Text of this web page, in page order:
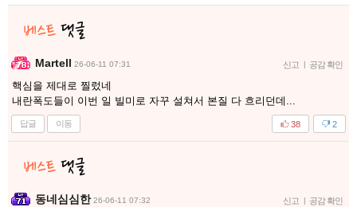
Martell 26-06-11 07:31 신고 | 공감 확인
핵심을 제대로 찔렀네
내란폭도들이 이번 일 빌미로 자꾸 설쳐서 본질 다 흐리던데...
답글 이동 2
38
동네심심한 26-06-11 07:32 신고 | 공감 확인